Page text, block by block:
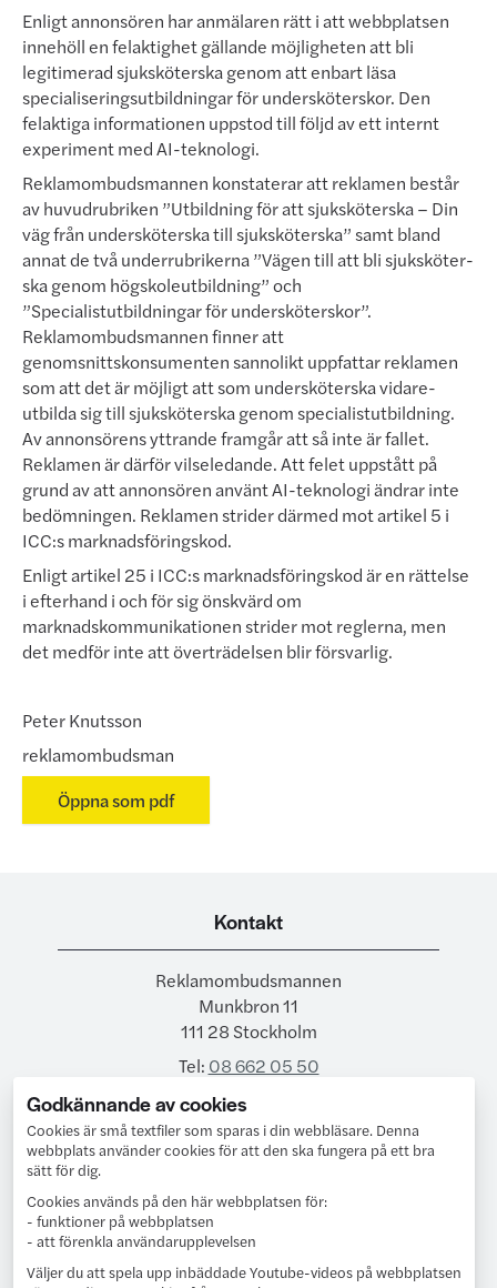
Enligt annonsören har anmälaren rätt i att webbplatsen
innehöll en felaktighet gällande möjligheten att bli
legitimerad sjuksköterska genom att enbart läsa
specialiseringsutbildningar för undersköterskor. Den
felaktiga informationen uppstod till följd av ett internt
experiment med AI-teknologi.
Reklamombudsmannen konstaterar att reklamen består
av huvudrubriken ”Utbildning för att sjuksköterska – Din
väg från undersköterska till sjuksköterska” samt bland
annat de två underrubrikerna ”Vägen till att bli sjuksköter­
ska genom högskoleutbildning” och
”Specialistutbildningar för undersköterskor”.
Reklamombudsmannen finner att
genomsnittskonsumenten sannolikt uppfattar reklamen
som att det är möjligt att som undersköterska vidare­
utbilda sig till sjuksköterska genom specialistutbildning.
Av annonsörens yttrande framgår att så inte är fallet.
Reklamen är därför vilse­led­ande. Att felet uppstått på
grund av att annonsören använt AI-tekno­logi ändrar inte
bedömningen. Reklamen strider därmed mot artikel 5 i
ICC:s marknadsföringskod.
Enligt artikel 25 i ICC:s marknadsföringskod är en rättelse
i efterhand i och för sig önskvärd om
marknadskommunikationen strider mot reglerna, men
det medför inte att överträdelsen blir försvarlig.
Peter Knutsson
reklamombudsman
Öppna som pdf
Kontakt
Reklamombudsmannen
Munkbron 11
111 28 Stockholm
Tel: 08 662 05 50
E-post:ro@reklamombudsmannen.org
Följ oss på LinkedIn
Godkännande av cookies
Cookies är små textfiler som sparas i din webbläsare. Denna
webbplats använder cookies för att den ska fungera på ett bra
sätt för dig.
Cookies används på den här webbplatsen för:
- funktioner på webbplatsen
- att förenkla användarupplevelsen
Väljer du att spela upp inbäddade Youtube-videos på webbplatsen